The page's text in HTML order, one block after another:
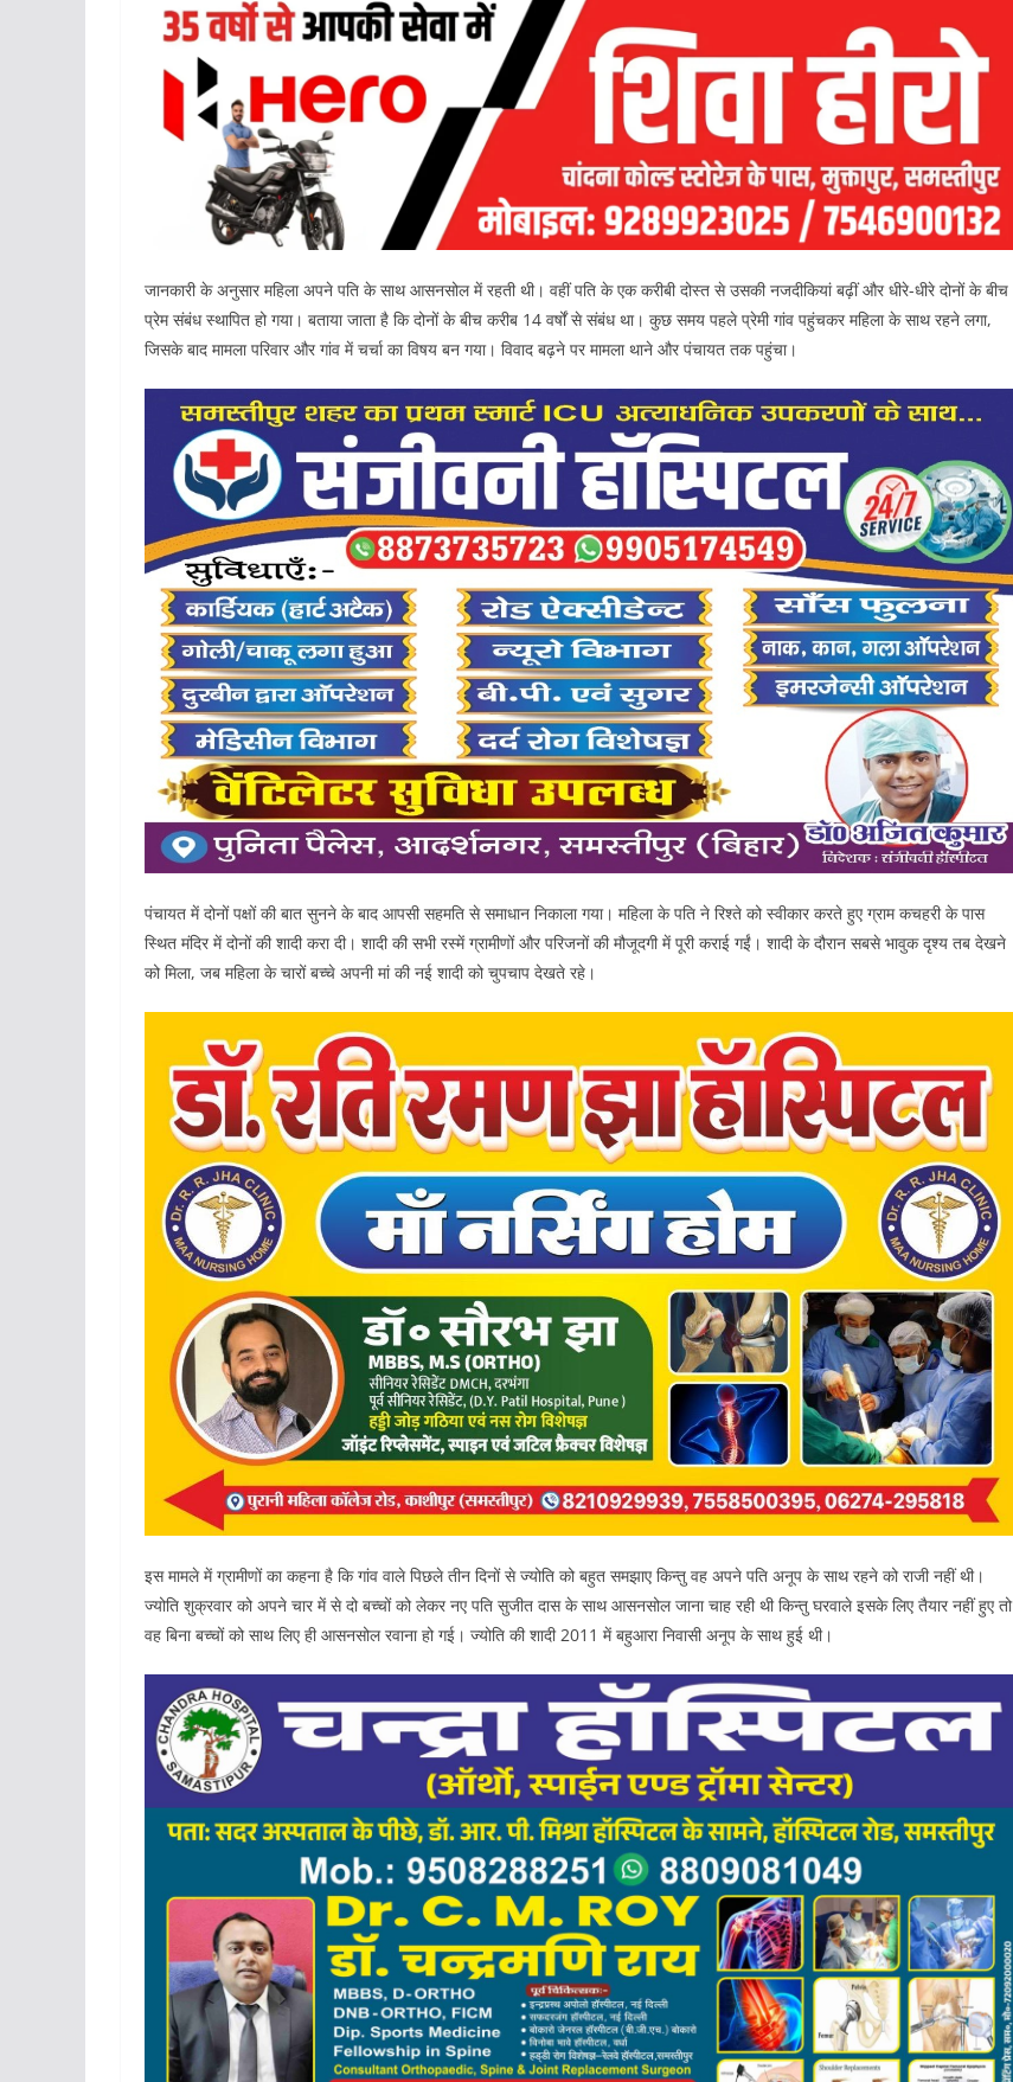
जानकारी के अनुसार महिला अपने पति के साथ आसनसोल में रहती थी। वहीं पति के एक करीबी दोस्त से उसकी नजदीकियां बढ़ीं और धीरे-धीरे दोनों के बीच
प्रेम संबंध स्थापित हो गया। बताया जाता है कि दोनों के बीच करीब 14 वर्षों से संबंध था। कुछ समय पहले प्रेमी गांव पहुंचकर महिला के साथ रहने लगा,
जिसके बाद मामला परिवार और गांव में चर्चा का विषय बन गया। विवाद बढ़ने पर मामला थाने और पंचायत तक पहुंचा।
पंचायत में दोनों पक्षों की बात सुनने के बाद आपसी सहमति से समाधान निकाला गया। महिला के पति ने रिश्ते को स्वीकार करते हुए ग्राम कचहरी के पास
स्थित मंदिर में दोनों की शादी करा दी। शादी की सभी रस्में ग्रामीणों और परिजनों की मौजूदगी में पूरी कराई गईं। शादी के दौरान सबसे भावुक दृश्य तब देखने
को मिला, जब महिला के चारों बच्चे अपनी मां की नई शादी को चुपचाप देखते रहे।
इस मामले में ग्रामीणों का कहना है कि गांव वाले पिछले तीन दिनों से ज्योति को बहुत समझाए किन्तु वह अपने पति अनूप के साथ रहने को राजी नहीं थी।
ज्योति शुक्रवार को अपने चार में से दो बच्चों को लेकर नए पति सुजीत दास के साथ आसनसोल जाना चाह रही थी किन्तु घरवाले इसके लिए तैयार नहीं हुए तो
वह बिना बच्चों को साथ लिए ही आसनसोल रवाना हो गई। ज्योति की शादी 2011 में बहुआरा निवासी अनूप के साथ हुई थी।